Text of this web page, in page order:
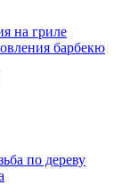
на гриле
барбекю
по дереву